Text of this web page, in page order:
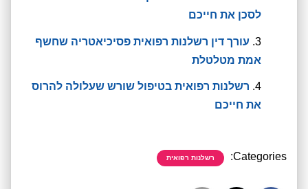
לסכן את חייכם
עורך דין רשלנות רפואית פסיכיאטריה שחשף
אמת מטלטלת
רשלנות רפואית בטיפול שורש שעלולה להרוס
את חייכם
Categories: רשלנות רפואית